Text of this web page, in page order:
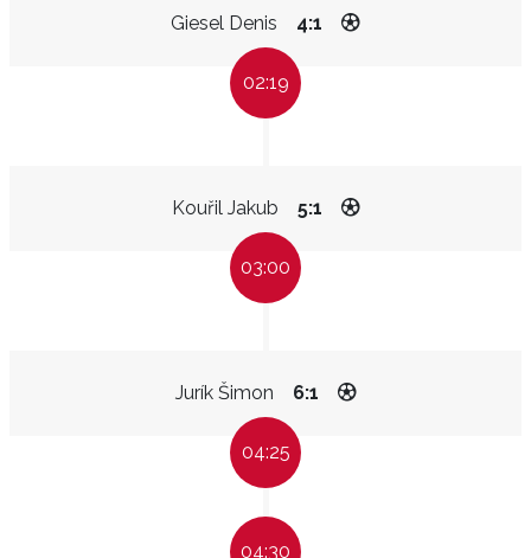
Giesel Denis 4:1
02:19
Kouřil Jakub 5:1
03:00
Jurík Šimon 6:1
04:25
04:30